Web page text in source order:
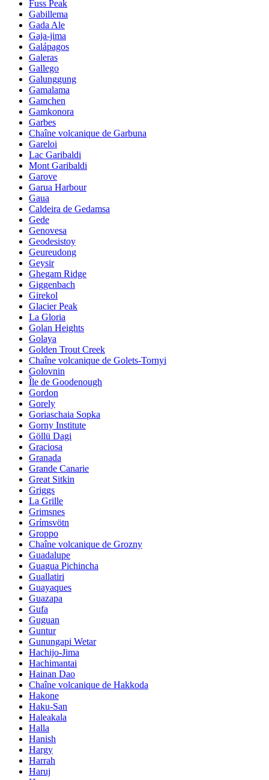
Fuss Peak
Gabillema
Gada Ale
Gaja-jima
Galápagos
Galeras
Gallego
Galunggung
Gamalama
Gamchen
Gamkonora
Garbes
Chaîne volcanique de Garbuna
Gareloi
Lac Garibaldi
Mont Garibaldi
Garove
Garua Harbour
Gaua
Caldeira de Gedamsa
Gede
Genovesa
Geodesistoy
Geureudong
Geysir
Ghegam Ridge
Giggenbach
Girekol
Glacier Peak
La Gloria
Golan Heights
Golaya
Golden Trout Creek
Chaîne volcanique de Golets-Tornyi
Golovnin
Île de Goodenough
Gordon
Gorely
Goriaschaia Sopka
Gorny Institute
Göllü Dagi
Graciosa
Granada
Grande Canarie
Great Sitkin
Griggs
La Grille
Grimsnes
Grímsvötn
Groppo
Chaîne volcanique de Grozny
Guadalupe
Guagua Pichincha
Guallatiri
Guayaques
Guazapa
Gufa
Guguan
Guntur
Gunungapi Wetar
Hachijo-Jima
Hachimantai
Hainan Dao
Chaîne volcanique de Hakkoda
Hakone
Haku-San
Haleakala
Halla
Hanish
Hargy
Harrah
Haruj